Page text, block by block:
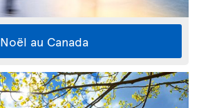
Noël au Canada